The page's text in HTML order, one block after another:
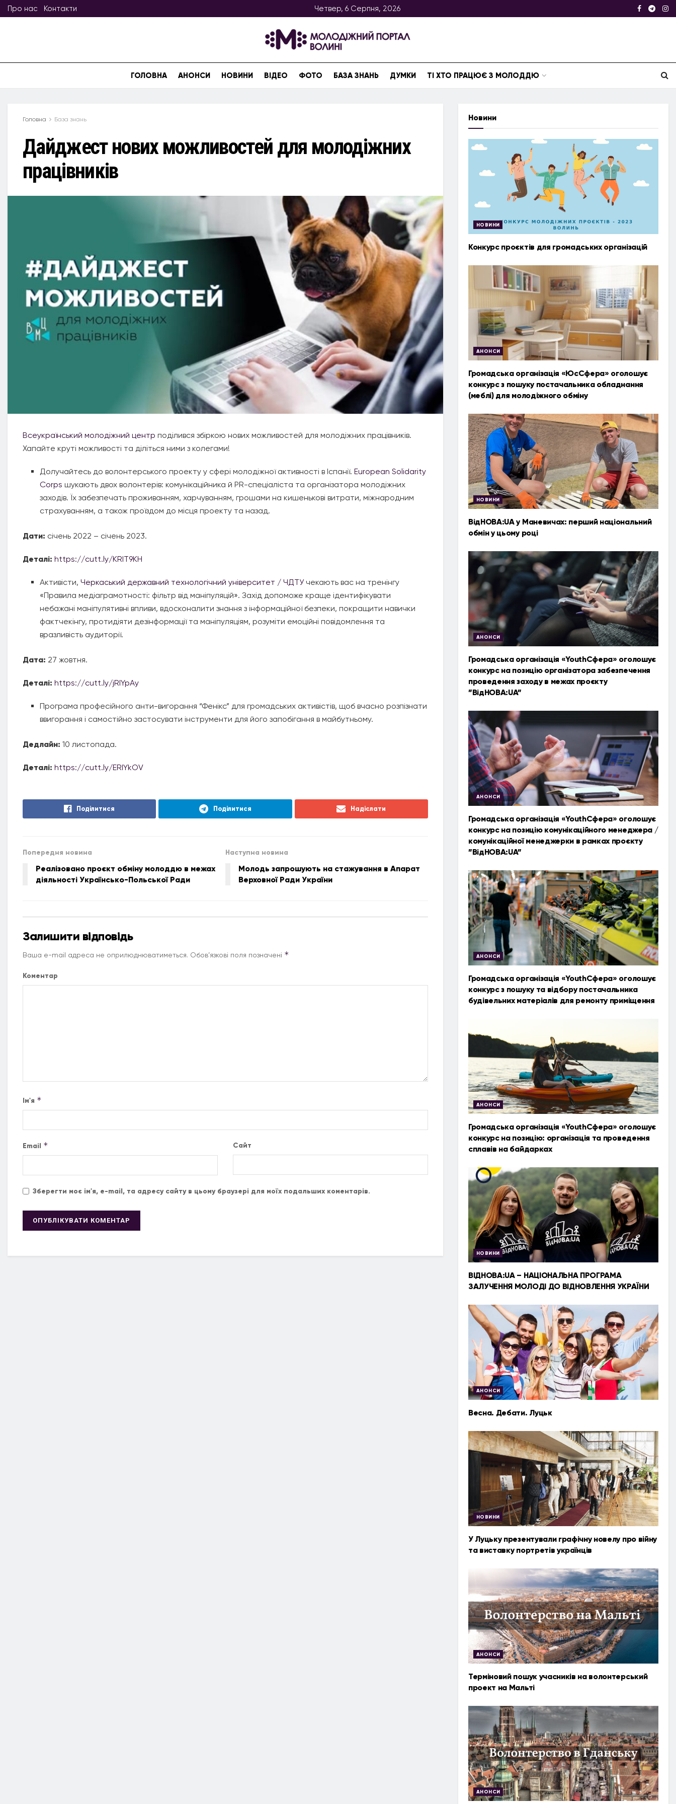
Про нас Контакти Четвер, 6 Серпня, 2026
ГОЛОВНА АНОНСИ НОВИНИ ВІДЕО ФОТО БАЗА ЗНАНЬ ДУМКИ ТІ ХТО ПРАЦЮЄ З МОЛОДДЮ
Головна База знань
Дайджест нових можливостей для молодіжних
працівників
Всеукраїнський молодіжний центр поділився збіркою нових можливостей для молодіжних працівників.
Хапайте круті можливості та діліться ними з колегами!
Долучайтесь до волонтерського проекту у сфері молодіжної активності в Іспанії.European Solidarity
Corps шукають двох волонтерів: комунікаційника й PR-спеціаліста та організатора молодіжних
заходів. Їх забезпечать проживанням, харчуванням, грошами на кишенькові витрати, міжнародним
страхуванням, а також проїздом до місця проекту та назад.
Дати: січень 2022 – січень 2023.
Деталі: https://cutt.ly/KRIT9KH
Активісти,Черкаський державний технологічний університет / ЧДТУчекають вас на тренінгу
«Правила медіаграмотності: фільтр від маніпуляцій». Захід допоможе краще ідентифікувати
небажані маніпулятивні впливи, вдосконалити знання з інформаційної безпеки, покращити навички
фактчекінгу, протидіяти дезінформації та маніпуляціям, розуміти емоційні повідомлення та
вразливість аудиторії.
Дата: 27 жовтня.
Деталі: https://cutt.ly/jRIYpAy
Програма професійного анти-вигорання “Фенікс” для громадських активістів, щоб вчасно розпізнати
ввигорання і самостійно застосувати інструменти для його запобігання в майбутньому.
Дедлайн: 10 листопада.
Деталі: https://cutt.ly/ERIYkOV
Поділитися Поділитися Надіслати
Попередня новина
Реалізовано проєкт обміну молоддю в межах
діяльності Українсько-Польської Ради
Наступна новина
Молодь запрошують на стажування в Апарат
Верховної Ради України
Залишити відповідь
Ваша e-mail адреса не оприлюднюватиметься. Обов’язкові поля позначені *
Коментар
Ім'я *
Email * Сайт
Зберегти моє ім'я, e-mail, та адресу сайту в цьому браузері для моїх подальших коментарів.
Новини
НОВИНИ
Конкурс проєктів для громадських організацій
АНОНСИ
Громадська організація «ЮсСфера» оголошує
конкурс з пошуку постачальника обладнання
(меблі) для молодіжного обміну
НОВИНИ
ВідНОВА:UA у Маневичах: перший національний
обмін у цьому році
АНОНСИ
Громадська організація «YouthСфера» оголошує
конкурс на позицію організатора забезпечення
проведення заходу в межах проєкту
”ВідНОВА:UA”
АНОНСИ
Громадська організація «YouthСфера» оголошує
конкурс на позицію комунікаційного менеджера /
комунікаційної менеджерки в рамках проєкту
”ВідНОВА:UA”
АНОНСИ
Громадська організація «YouthСфера» оголошує
конкурс з пошуку та відбору постачальника
будівельних матеріалів для ремонту приміщення
АНОНСИ
Громадська організація «YouthСфера» оголошує
конкурс на позицію: організація та проведення
сплавів на байдарках
НОВИНИ
ВІДНОВА:UA – НАЦІОНАЛЬНА ПРОГРАМА
ЗАЛУЧЕННЯ МОЛОДІ ДО ВІДНОВЛЕННЯ УКРАЇНИ
АНОНСИ
Весна. Дебати. Луцьк
НОВИНИ
У Луцьку презентували графічну новелу про війну
та виставку портретів українців
АНОНСИ
Терміновий пошук учасників на волонтерський
проект на Мальті
АНОНСИ